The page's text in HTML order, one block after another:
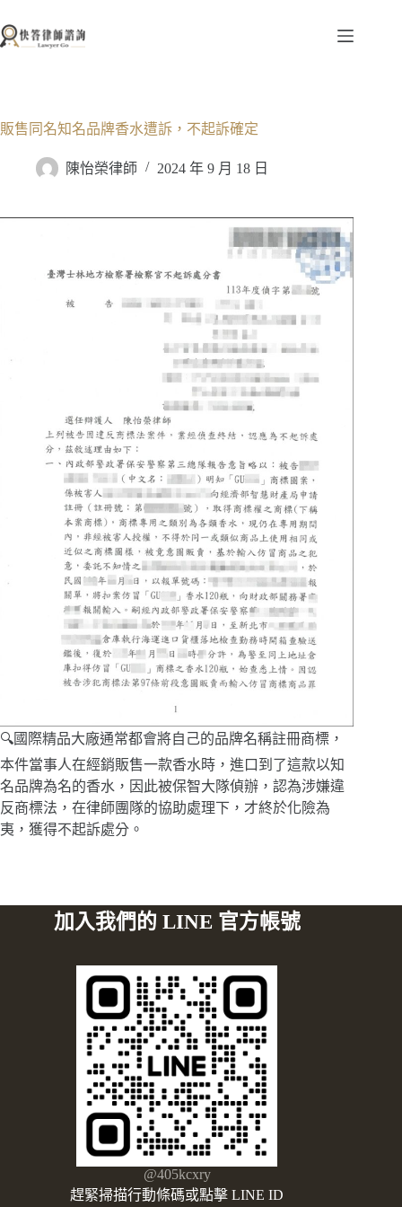
至
容
販售同名知名品牌香水遭訴，不起訴確定
陳怡榮律師 2024 年 9 月 18 日
🔍國際精品大廠通常都會將自己的品牌名稱註冊商標，
本件當事人在經銷販售一款香水時，進口到了這款以知
名品牌為名的香水，因此被保智大隊偵辦，認為涉嫌違
反商標法，在律師團隊的協助處理下，才終於化險為
夷，獲得不起訴處分。
加入我們的 LINE 官方帳號
@405kcxry
趕緊掃描行動條碼或點擊 LINE ID